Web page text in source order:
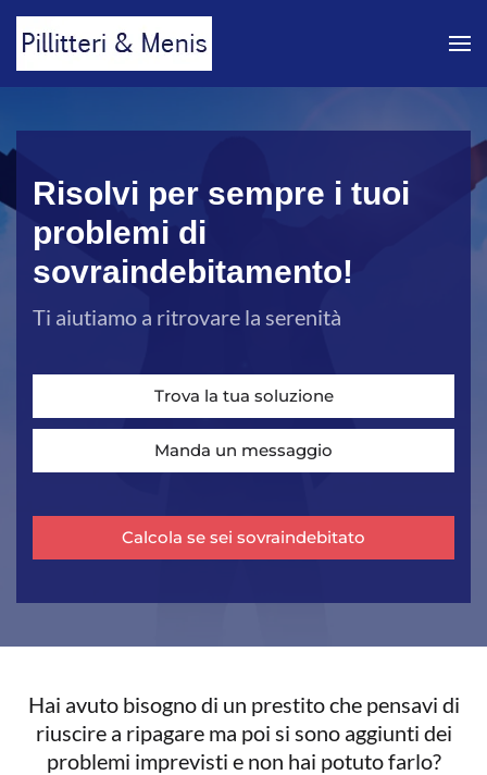
Skip to main content
Risolvi per sempre i tuoi
problemi di
sovraindebitamento!
Ti aiutiamo a ritrovare la serenità
Trova la tua soluzione
Manda un messaggio
Calcola se sei sovraindebitato
Hai avuto bisogno di un prestito che pensavi di
riuscire a ripagare ma poi si sono aggiunti dei
problemi imprevisti e non hai potuto farlo?